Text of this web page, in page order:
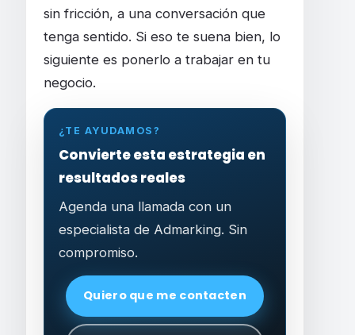
sin fricción, a una conversación que
tenga sentido. Si eso te suena bien, lo
siguiente es ponerlo a trabajar en tu
negocio.
¿TE AYUDAMOS?
Convierte esta estrategia en
resultados reales
Agenda una llamada con un
especialista de Admarking. Sin
compromiso.
Quiero que me contacten